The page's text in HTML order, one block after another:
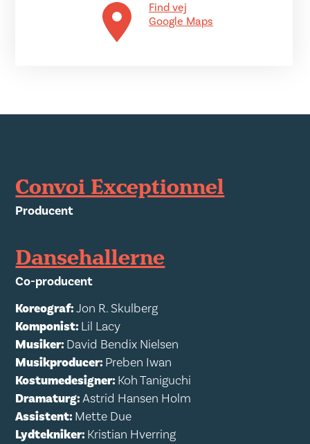
Find vej
Google Maps
Convoi Exceptionnel
Producent
Dansehallerne
Co-producent
Koreograf:Jon R. Skulberg
Komponist: Lil Lacy
Musiker: David Bendix Nielsen
Musikproducer: Preben Iwan
Kostumedesigner: Koh Taniguchi
Dramaturg:Astrid Hansen Holm
Assistent: Mette Due
Lydtekniker: Kristian Hverring